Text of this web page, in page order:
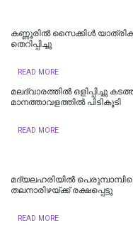
കണ്ണൂരിൽ സൈക്കിൾ
തെറിപ്പിച്ചു
READ MORE
മലദ്വാരത്തിൽ ഒളിപ്പിച്ചു
മാ​ന​ത്താ​വ​ള​ത്തി​ൽ പി​ടി​കൂ​ടി
READ MORE
മദ്യലഹരിയിൽ
തലനാരിഴയ്ക്ക് രക്ഷപ്പെട്ടു
READ MORE